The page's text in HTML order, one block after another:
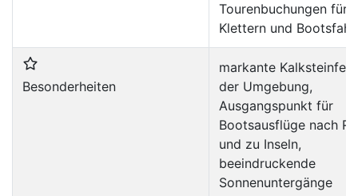
Tourenbuchungen für
Klettern und
Besonderheiten
markante
der Umgebung,
Ausgangspunkt für
Bootsausflüge nach
und zu Inseln,
beeindruckende
Sonnenuntergänge